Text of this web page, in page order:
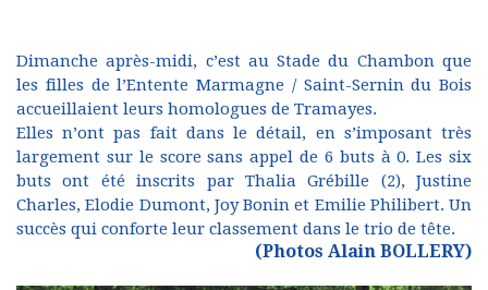
Dimanche après-midi, c’est au Stade du Chambon que
les filles de l’Entente Marmagne / Saint-Sernin du Bois
accueillaient leurs homologues de Tramayes.
Elles n’ont pas fait dans le détail, en s’imposant très
largement sur le score sans appel de 6 buts à 0. Les six
buts ont été inscrits par Thalia Grébille (2), Justine
Charles, Elodie Dumont, Joy Bonin et Emilie Philibert. Un
succès qui conforte leur classement dans le trio de tête.
(Photos Alain BOLLERY)